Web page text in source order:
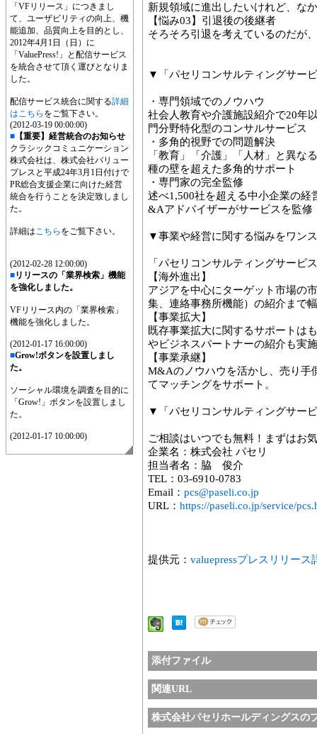
「VFリリース」につきまし
て、ユーザビリティの向上、機
能追加、品質向上を目的とし、
2012年4月1日（日）に
「ValuePress!」と配信サービス
を統合させて頂く運びとなりま
した。
配信サービス統合に関する詳細
はこちら をご覧下さい。
(2012-03-19 00:00:00)
■ 【重要】経営統合のお知らせ
クラシックコミュニケーション
株式会社は、株式会社バリュー
プレスと平成24年3月1日付けで
PR総合支援企業に向けた経営
統合を行うことを決定致しまし
た。
詳細はこちら をご覧下さい。
(2012-02-28 12:00:00)
■リリースの「業界検索」機能
を強化しました。
VFリリース内の「業界検索」
機能を強化しました。
(2012-01-17 16:00:00)
■Grow!ボタンを設置しまし
た。
ソーシャル環境を調査を目的に
「Grow!」ボタンを設置しまし
た。
(2012-01-17 10:00:00)
新規領域に進出したいけれど、な
【悩み03】引退後の後継者
そろそろ引退を考えているのだが
▼「パセリコンサルティングサー
・専門領域でのノウハウ
社会人教育や介護施設紹介で20年
門分野特化型のコンサルサービス
・多角的視野での問題解決
「教育」「介護」「人材」と異な
種の壁を超えた多角的サポート
・専門家の完全監修
述べ1,500社を超える中小企業の
&Aアドバイザーがサービスを監修
▼事業や経営に関する悩みをワン
「パセリコンサルティングサービ
【海外進出】
アジアを中心にターゲット市場の
集、連絡事務所機能）の紹介まで
【事業拡大】
既存事業拡大に関するサポートは
やビジネスパートナーの紹介も実
【事業承継】
M&Aのノウハウを活かし、売り手
てマッチングをサポート。
▼「パセリコンサルティングサー
ご相談はいつでも無料！まずはお
企業名：株式会社 パセリ
担当者名：脇 俊介
TEL：03-6910-0783
Email： pcs@paseli.co.jp
URL： https://paseli.co.jp/service/
提供元： valuepressプレスリリース
添付ファイル
関連URL
株式会社パセリホールディングスの